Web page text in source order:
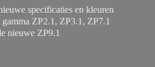
specificaties en kleuren
ZP2.1, ZP3.1, ZP7.1
nieuwe ZP9.1